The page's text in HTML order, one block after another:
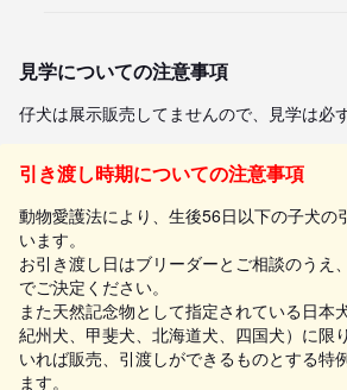
見学についての注意事項
仔犬は展示販売してませんので、見学は必
引き渡し時期についての注意事項
動物愛護法により、生後56日以下の子犬の
います。
お引き渡し日はブリーダーとご相談のうえ
でご決定ください。
また天然記念物として指定されている日本
紀州犬、甲斐犬、北海道犬、四国犬）に限
いれば販売、引渡しができるものとする特
ます。